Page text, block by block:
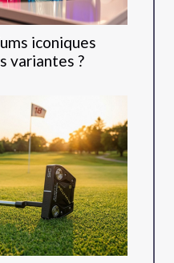
iconiques
variantes ?